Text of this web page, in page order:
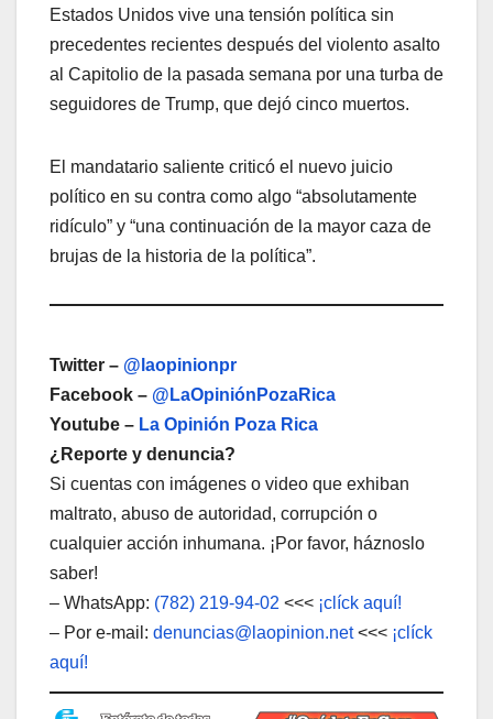
Estados Unidos vive una tensión política sin
precedentes recientes después del violento asalto
al Capitolio de la pasada semana por una turba de
seguidores de Trump, que dejó cinco muertos.
El mandatario saliente criticó el nuevo juicio
político en su contra como algo “absolutamente
ridículo” y “una continuación de la mayor caza de
brujas de la historia de la política”.
Twitter – @laopinionpr
Facebook – @LaOpiniónPozaRica
Youtube – La Opinión Poza Rica
¿Reporte y denuncia?
Si cuentas con imágenes o video que exhiban
maltrato, abuso de autoridad, corrupción o
cualquier acción inhumana. ¡Por favor, háznoslo
saber!
– WhatsApp: (782) 219-94-02 <<< ¡clíck aquí!
– Por e-mail: denuncias@laopinion.net<<< ¡clíck
aquí!